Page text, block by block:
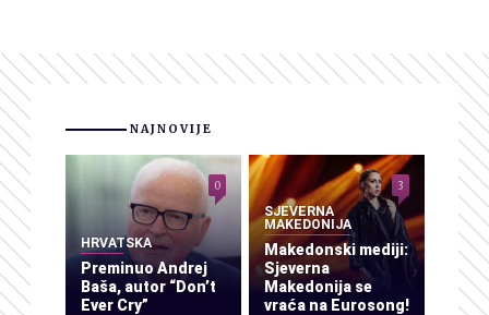
NAJNOVIJE
HRVATSKA
Preminuo Andrej
Baša, autor “Don’t
Ever Cry”
0
SJEVERNA
MAKEDONIJA
Makedonski mediji:
Sjeverna
Makedonija se
vraća na Eurosong!
3